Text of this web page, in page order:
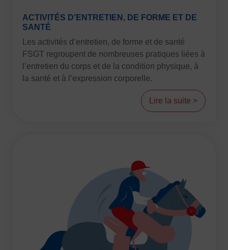
ACTIVITÉS D’ENTRETIEN, DE FORME ET DE
SANTÉ
Les activités d’entretien, de forme et de santé
FSGT regroupent de nombreuses pratiques liées à
l’entretien du corps et de la condition physique, à
la santé et à l’expression corporelle.
Lire la suite >